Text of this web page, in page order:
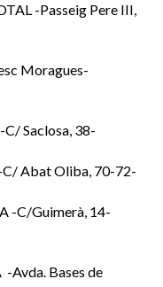
-Passeig Pere III,
Moragues-
Saclosa, 38-
Abat Oliba, 70-72-
-C/Guimerà, 14-
Avda. Bases de